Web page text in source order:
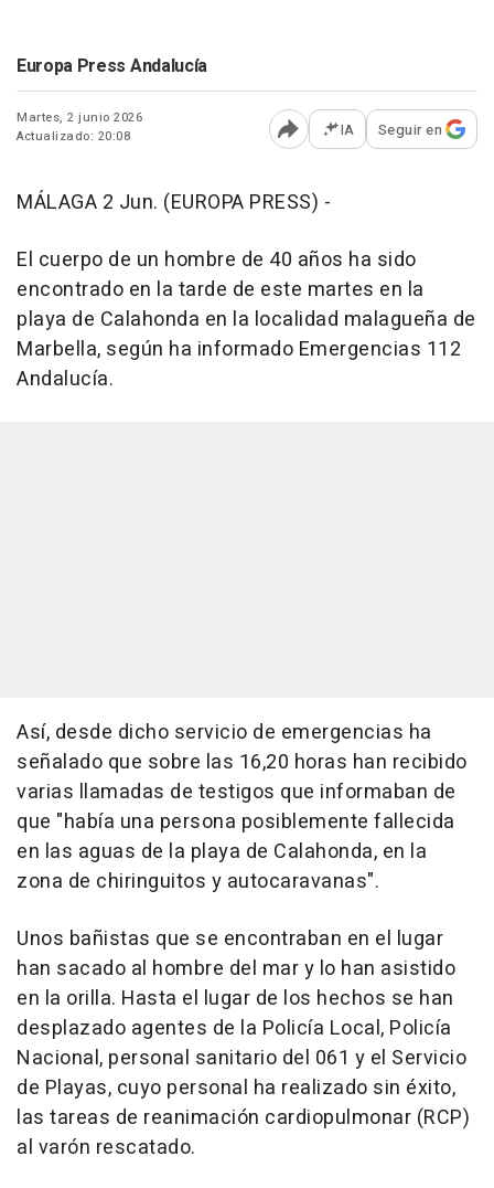
Europa Press Andalucía
Martes, 2 junio 2026
Actualizado: 20:08
Abrir opciones para
IA Seguir en
MÁLAGA 2 Jun. (EUROPA PRESS) -
El cuerpo de un hombre de 40 años ha sido
encontrado en la tarde de este martes en la
playa de Calahonda en la localidad malagueña de
Marbella, según ha informado Emergencias 112
Andalucía.
Así, desde dicho servicio de emergencias ha
señalado que sobre las 16,20 horas han recibido
varias llamadas de testigos que informaban de
que "había una persona posiblemente fallecida
en las aguas de la playa de Calahonda, en la
zona de chiringuitos y autocaravanas".
Unos bañistas que se encontraban en el lugar
han sacado al hombre del mar y lo han asistido
en la orilla. Hasta el lugar de los hechos se han
desplazado agentes de la Policía Local, Policía
Nacional, personal sanitario del 061 y el Servicio
de Playas, cuyo personal ha realizado sin éxito,
las tareas de reanimación cardiopulmonar (RCP)
al varón rescatado.